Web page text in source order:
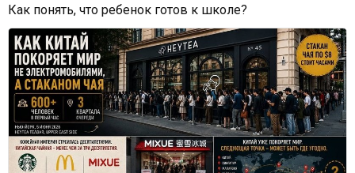
Как понять, что ребенок готов к школе?